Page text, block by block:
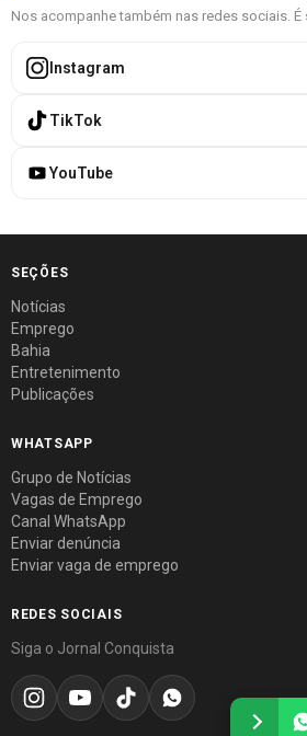
Nos acompanhe também nas redes sociais. É
Instagram
TikTok
YouTube
SEÇÕES
Notícias
Emprego
Bahia
Entretenimento
Publicações
WHATSAPP
Grupo de Notícias
Vagas de Emprego
Canal WhatsApp
Enviar denúncia
Enviar vaga de emprego
REDES SOCIAIS
Siga o Jornal Conquista